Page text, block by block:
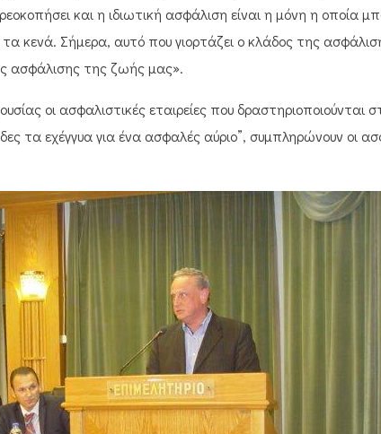
και η ιδιωτική ασφάλιση είναι η μόνη η οποία
κενά. Σήμερα, αυτό που γιορτάζει ο κλάδος της
ασφάλισης της ζωής μας».
οι ασφαλιστικές εταιρείες που δραστηριοποιούνται
τα εχέγγυα για ένα ασφαλές αύριο”, συμπληρώνουν οι